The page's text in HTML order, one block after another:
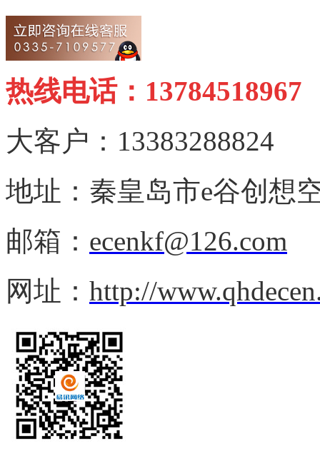
热线电话：13784518967
大客户：13383288824
地址：秦皇岛市e谷创想
邮箱： ecenkf@126.com
网址： http://